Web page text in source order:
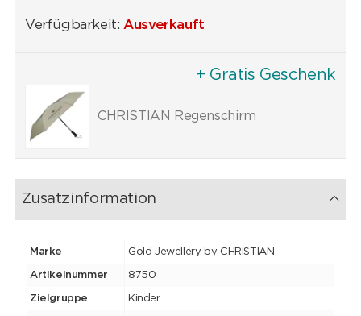
Verfügbarkeit: Ausverkauft
+ Gratis Geschenk
CHRISTIAN Regenschirm
Zusatzinformation
Marke Gold Jewellery by CHRISTIAN
Artikelnummer 8750
Zielgruppe Kinder